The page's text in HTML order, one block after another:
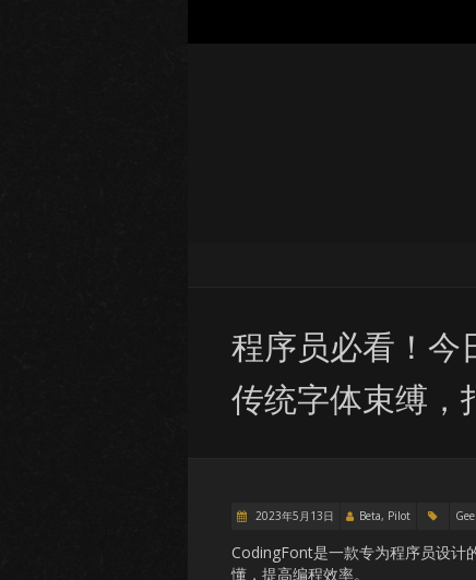
程序员必看！今
传统字体束缚，
2023年5月13日 Beta, Pilot
CodingFont是一款专为程序员设计
懂，提高编程效率。